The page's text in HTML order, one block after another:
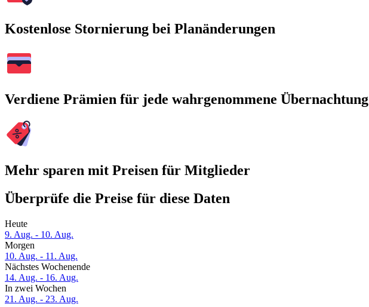
Kostenlose Stornierung bei Planänderungen
Verdiene Prämien für jede wahrgenommene Übernachtung
Mehr sparen mit Preisen für Mitglieder
Überprüfe die Preise für diese Daten
Heute
9. Aug. - 10. Aug.
Morgen
10. Aug. - 11. Aug.
Nächstes Wochenende
14. Aug. - 16. Aug.
In zwei Wochen
21. Aug. - 23. Aug.